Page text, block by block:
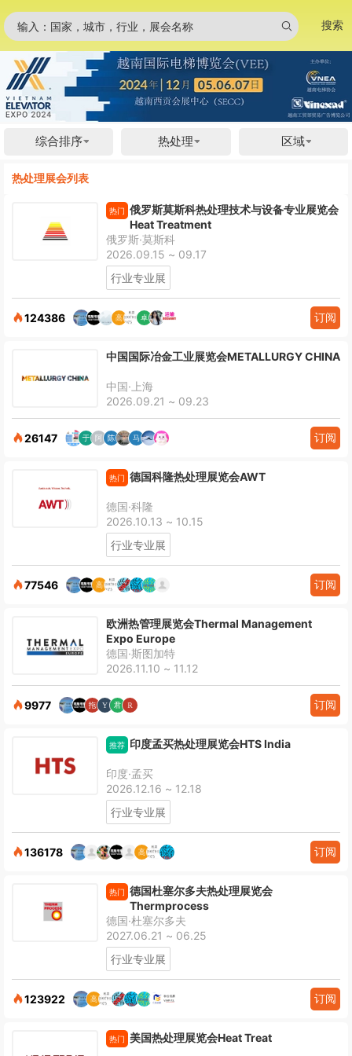
输入：国家，城市，行业，展会名称 搜索
综合排序 热处理 区域
热处理展会列表
热门 俄罗斯莫斯科热处理技术与设备专业展览会
Heat Treatment
俄罗斯·莫斯科
2026.09.15 ~ 09.17
行业专业展
124386 订阅
中国国际冶金工业展览会METALLURGY CHINA
中国·上海
2026.09.21 ~ 09.23
26147 订阅
热门 德国科隆热处理展览会AWT
德国·科隆
2026.10.13 ~ 10.15
行业专业展
77546 订阅
欧洲热管理展览会Thermal Management
Expo Europe
德国·斯图加特
2026.11.10 ~ 11.12
9977 订阅
推荐 印度孟买热处理展览会HTS India
印度·孟买
2026.12.16 ~ 12.18
行业专业展
136178 订阅
热门 德国杜塞尔多夫热处理展览会
Thermprocess
德国·杜塞尔多夫
2027.06.21 ~ 06.25
行业专业展
123922 订阅
热门 美国热处理展览会Heat Treat